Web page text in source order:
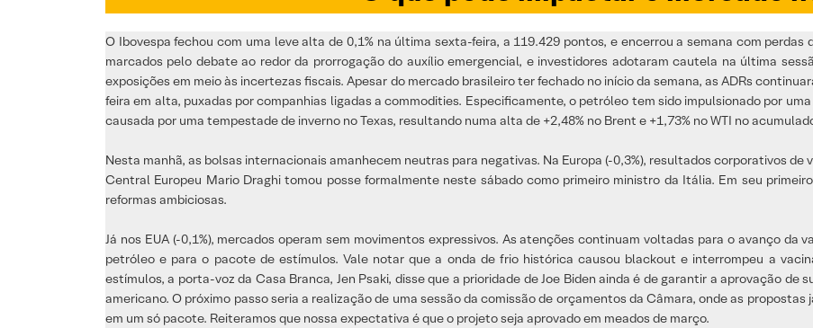
O Ibovespa fechou com uma leve alta de 0,1% na última sexta-feira, a 119.429 pontos, e encerrou a semana com perdas
marcados pelo debate ao redor da prorrogação do auxílio emergencial, e investidores adotaram cautela na última
exposições em meio às incertezas fiscais. Apesar do mercado brasileiro ter fechado no início da semana, as ADRs
feira em alta, puxadas por companhias ligadas a commodities. Especificamente, o petróleo tem sido impulsionado por
causada por uma tempestade de inverno no Texas, resultando numa alta de +2,48% no Brent e +1,73% no WTI no
Nesta manhã, as bolsas internacionais amanhecem neutras para negativas. Na Europa (-0,3%), resultados corporativos
Central Europeu Mario Draghi tomou posse formalmente neste sábado como primeiro ministro da Itália. Em seu
reformas ambiciosas.
Já nos EUA (-0,1%), mercados operam sem movimentos expressivos. As atenções continuam voltadas para o avanço
petróleo e para o pacote de estímulos. Vale notar que a onda de frio histórica causou blackout e interrompeu a
estímulos, a porta-voz da Casa Branca, Jen Psaki, disse que a prioridade de Joe Biden ainda é de garantir a aprovação de
americano. O próximo passo seria a realização de uma sessão da comissão de orçamentos da Câmara, onde as
em um só pacote. Reiteramos que nossa expectativa é que o projeto seja aprovado em meados de março.